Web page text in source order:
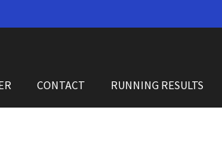
CONTACT RUNNING RESULTS